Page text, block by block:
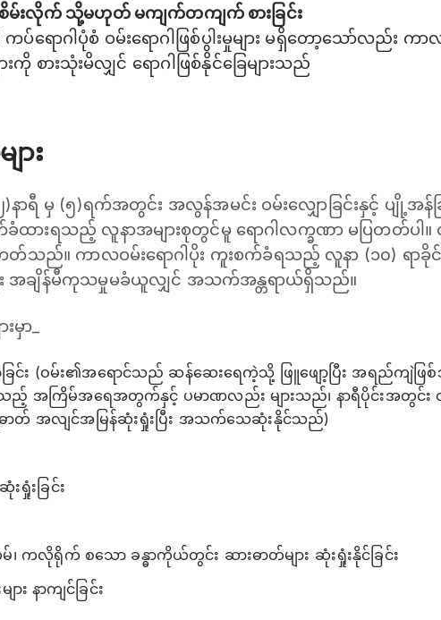
မ်းလိုက် သို့မဟုတ် မကျက်တကျက် စားခြင်း
ကပ်ရောဂါပုံစံ ဝမ်းရောဂါဖြစ်ပွါးမှုများ မရှိတော့သော်လည်း ကာ
စားသုံးမိလျှင် ရောဂါဖြစ်နိုင်ခြေများသည်
ား
(၂)နာရီ မှ (၅)ရက်အတွင်း အလွန်အမင်း ဝမ်း‌လျှောခြင်းနှင့် ‌ပျို့အ
ခံထားရသည့် လူနာအများစုတွင်မူ ရောဂါလက္ခဏာ မပြတတ်ပါ။
သည်။ ကာလဝမ်းရောဂါပိုး ကူးစက်ခံရသည့် လူနာ (၁၀) ရာခိုင်
ပြီး အချိန်မီကုသမှုမခံယူလျှင် အသက်အန္တရာယ်ရှိသည်။
ာ_
ာခြင်း (ဝမ်း၏အရောင်သည် ဆန်ဆေးရေကဲ့သို့ ဖြူဖျော့ပြီး အရည်ကျဲ
ည့် အကြိမ်အရေအတွက်နှင့် ပမာဏလည်း များသည်၊ နာရီပိုင်းအတွင်း ဝမ်
ဓာတ် အလျင်အမြန်ဆုံးရှုံးပြီး အသက်သေဆုံးနိုင်သည်)
ရှုံးခြင်း
လိုရိုက် စသော ခန္ဓာကိုယ်တွင်း ဆားဓာတ်များ ဆုံးရှုံးနိုင်ခြင်း
း နာကျင်ခြင်း